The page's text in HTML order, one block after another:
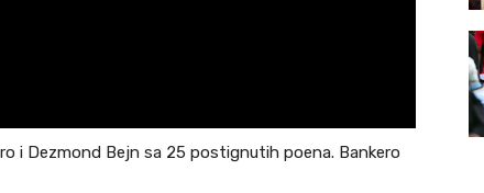
i Dezmond Bejn sa 25 postignutih poena. Bankero